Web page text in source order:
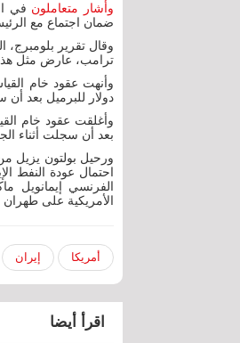
وأشار متعاملون في
ضمان اجتماع مع
وقال تقرير بلومبرج،
ترامب، عارض مثل
دولار للبرميل بعد أن
بعد أن سجلت أثناء الجلسة
ورحيل بولتون يزيل
احتمال عودة النفط
الفرنسي إيمانويل
الأمريكية على طهران
أمريكا إيران
اقرأ أيضا